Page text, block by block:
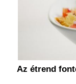
Az étrend